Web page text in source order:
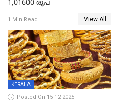
1,01600 രൂപ
1 Min Read View All
KERALA
Posted On 15-12-2025